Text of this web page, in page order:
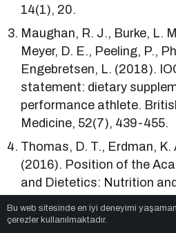
14(1), 20.
Maughan, R. J., Burke, L.
Meyer, D. E., Peeling, P.,
Engebretsen, L. (2018).
statement: dietary
performance athlete.
Medicine, 52(7), 439-455.
Thomas, D. T., Erdman, K.
(2016). Position of the
and Dietetics: Nutrition
performance. Journal of
Nutrition and Dietetics,
Bu web sitesinde en iyi deneyimi
çerezler kullanılmaktadır.